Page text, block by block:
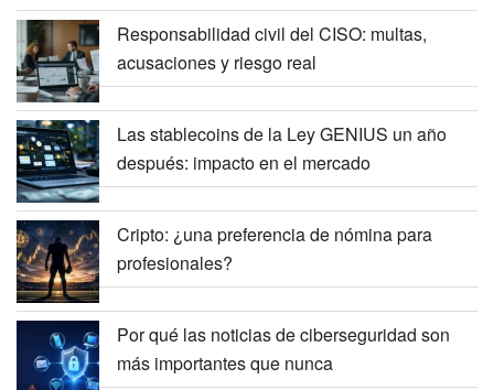
Responsabilidad civil del CISO: multas,
acusaciones y riesgo real
Las stablecoins de la Ley GENIUS un año
después: impacto en el mercado
Cripto: ¿una preferencia de nómina para
profesionales?
Por qué las noticias de ciberseguridad son
más importantes que nunca